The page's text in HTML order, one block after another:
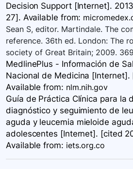
Decision Support [Internet].
27]. Available from:
Sean S, editor. Martindale. The
reference. 36th ed. London: The
society of Great Britain; 2009.
MedlinePlus - Información de
Nacional de Medicina
Available from: nlm.nih.gov
Guía de Práctica Clínica para la
diagnóstico y seguimiento de
aguda y leucemia mieloide
adolescentes [Internet]. [cited
Available from: iets.org.co